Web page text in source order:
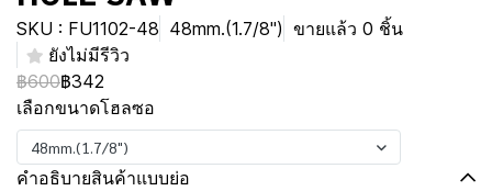
SKU : FU1102-48 48mm.(1.7/8") ขายแล้ว 0 ชิ้น
ยังไม่มีรีวิว
฿600฿342
เลือกขนาดโฮลซอ
48mm.(1.7/8")
คำอธิบายสินค้าแบบย่อ